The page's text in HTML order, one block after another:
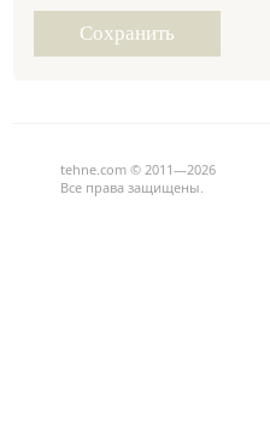
tehne.com © 2011—2026
Все права защищены.